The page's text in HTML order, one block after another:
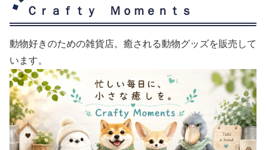
Ｃｒａｆｔｙ Ｍｏｍｅｎｔｓ
動物好きのための雑貨店。癒される動物グッズを販売して
います。